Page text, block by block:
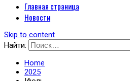
Главная страница
Новости
Skip to content
Найти:
Home
2025